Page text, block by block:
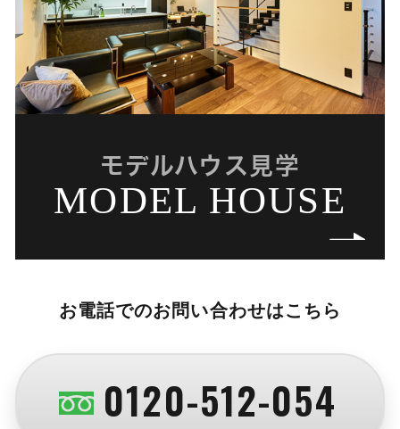
モデルハウス見学
MODEL HOUSE
お電話でのお問い合わせはこちら
0120-512-054